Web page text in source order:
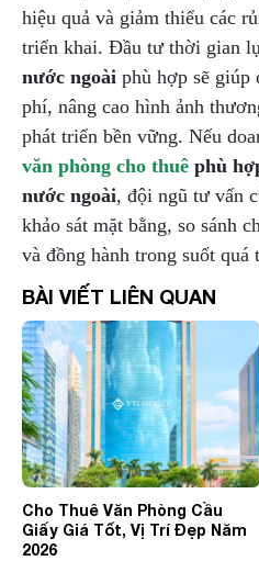
hiệu quả và giảm thiểu các
triển khai. Đầu tư thời gian
nước ngoài phù hợp sẽ giúp
phí, nâng cao hình ảnh
phát triển bền vững. Nếu
văn phòng cho thuê phù
nước ngoài, đội ngũ tư vấn
khảo sát mặt bằng, so sánh
và đồng hành trong suốt quá
BÀI VIẾT LIÊN QUAN
Cho Thuê Văn Phòng Cầu
Giấy Giá Tốt, Vị Trí Đẹp Năm
2026